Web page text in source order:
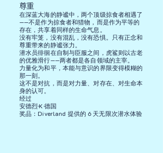
尊重
在深蓝大海的静谧中，两个顶级掠食者相遇了
——不是作为掠食者和猎物，而是作为平等的
存在，共享着同样的生命气息。
没有牢笼，没有混乱，没有恐惧。只有正念和
尊重带来的静谧张力。
潜水员徘徊在自制与臣服之间，虎鲨则以古老
的优雅滑行——两者都是各自领域的主宰。
力量化为和平，本能与意识的界限变得模糊的
那一刻。
这不是对抗，而是对力量、对存在、对生命本
身的认可。
经过
安德烈·K·德国
奖品：Diverland 提供的 6 天无限次潜水体验